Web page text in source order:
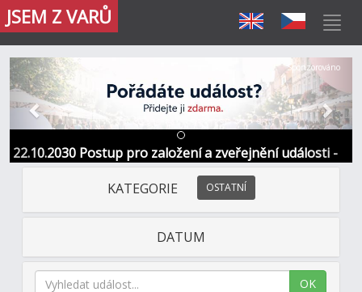
JSEM Z VARŮ
22.10.2030 Postup pro založení a zveřejnění události -
Informace / kontakt
Předchozí Další
Sponzorováno
KATEGORIE OSTATNÍ
DATUM
OK